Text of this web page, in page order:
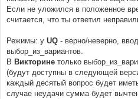
Если не уложился в положенное
считается, что ты ответил
Режимы: у UQ - верно/неверно,
выбор_из_вариантов.
В Викторине только
(будут доступны в следующей
каждый десятый вопрос будет
случае неудачи сумма будет